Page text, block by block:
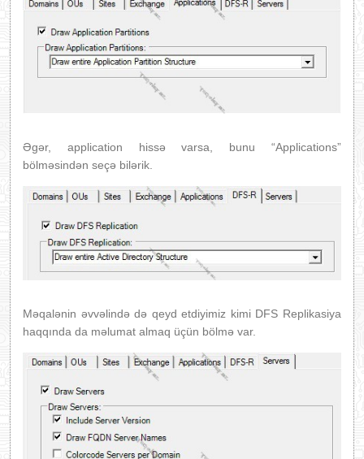
Əgər, application hissə varsa, bunu “Applications”
bölməsindən seçə bilərik.
Məqalənin əvvəlində də qeyd etdiyimiz kimi DFS Replikasiya
haqqında da məlumat almaq üçün bölmə var.